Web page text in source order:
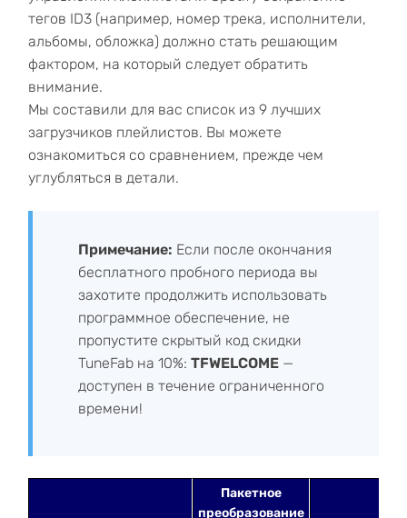
тегов ID3 (например, номер трека, исполнители,
альбомы, обложка) должно стать решающим
фактором, на который следует обратить
внимание.
Мы составили для вас список из 9 лучших
загрузчиков плейлистов. Вы можете
ознакомиться со сравнением, прежде чем
углубляться в детали.
Примечание: Если после окончания
бесплатного пробного периода вы
захотите продолжить использовать
программное обеспечение, не
пропустите скрытый код скидки
TuneFab на 10%: TFWELCOME—
доступен в течение ограниченного
времени!
Пакетное
преобразование